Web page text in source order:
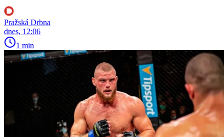
Pražská Drbna
dnes, 12:06
1 min